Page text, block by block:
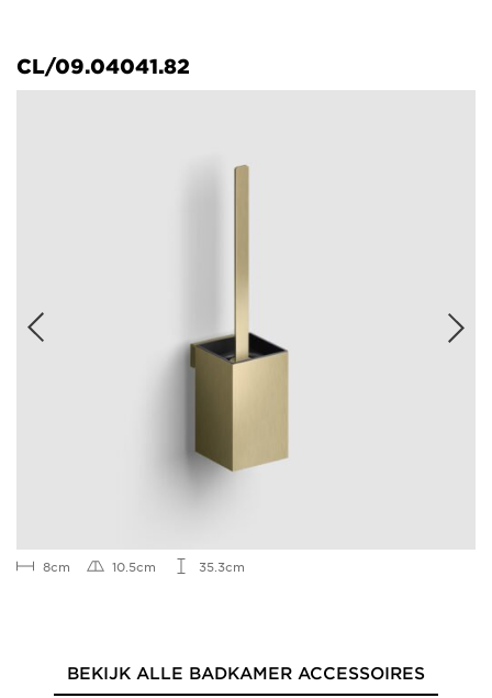
CL/09.04041.82
8cm 10.5cm 35.3cm
BEKIJK ALLE BADKAMER ACCESSOIRES